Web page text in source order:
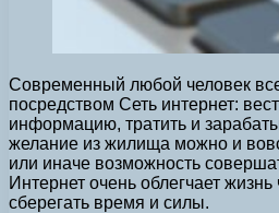
Современный любой человек
посредством Сеть интернет:
информацию, тратить и
желание из жилища можно и
или иначе возможность
Интернет очень облегчает
сберегать время и силы.